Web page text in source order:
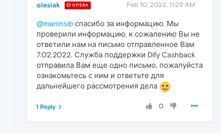
olesiak OPERA Feb 10, 2022, 11:29 AM
@maninsib спасибо за информацию. Мы
проверили информацию, к сожалению Вы не
ответили нам на письмо отправленное Вам
7.02.2022. Служба поддержки Dify Cashback
отправила Вам еще одно письмо, пожалуйста
ознакомьтесь с ним и ответьте для
дальнейшего рассмотрения дела
0
1 Reply